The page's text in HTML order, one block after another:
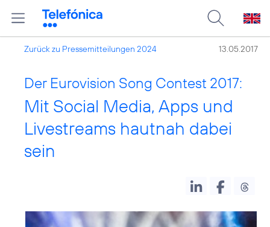
Zurück zu Pressemitteilungen 2024 13.05.2017
Der Eurovision Song Contest 2017:
Mit Social Media, Apps und
Livestreams hautnah dabei
sein